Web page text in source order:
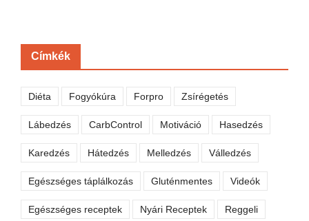
Címkék
Diéta Fogyókúra Forpro Zsírégetés
Lábedzés CarbControl Motiváció Hasedzés
Karedzés Hátedzés Melledzés Válledzés
Egészséges táplálkozás Gluténmentes Videók
Egészséges receptek Nyári Receptek Reggeli